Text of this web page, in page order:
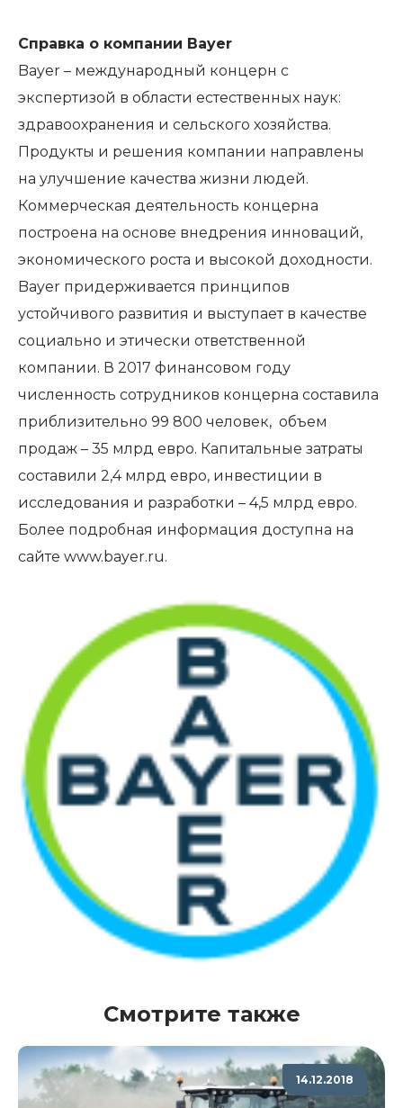
Справка о компании Bayer
Bayer – международный концерн с
экспертизой в области естественных наук:
здравоохранения и сельского хозяйства.
Продукты и решения компании направлены
на улучшение качества жизни людей.
Коммерческая деятельность концерна
построена на основе внедрения инноваций,
экономического роста и высокой доходности.
Bayer придерживается принципов
устойчивого развития и выступает в качестве
социально и этически ответственной
компании. В 2017 финансовом году
численность сотрудников концерна составила
приблизительно 99 800 человек, объем
продаж – 35 млрд евро. Капитальные затраты
составили 2,4 млрд евро, инвестиции в
исследования и разработки – 4,5 млрд евро.
Более подробная информация доступна на
сайте www.bayer.ru.
Смотрите также
14.12.2018